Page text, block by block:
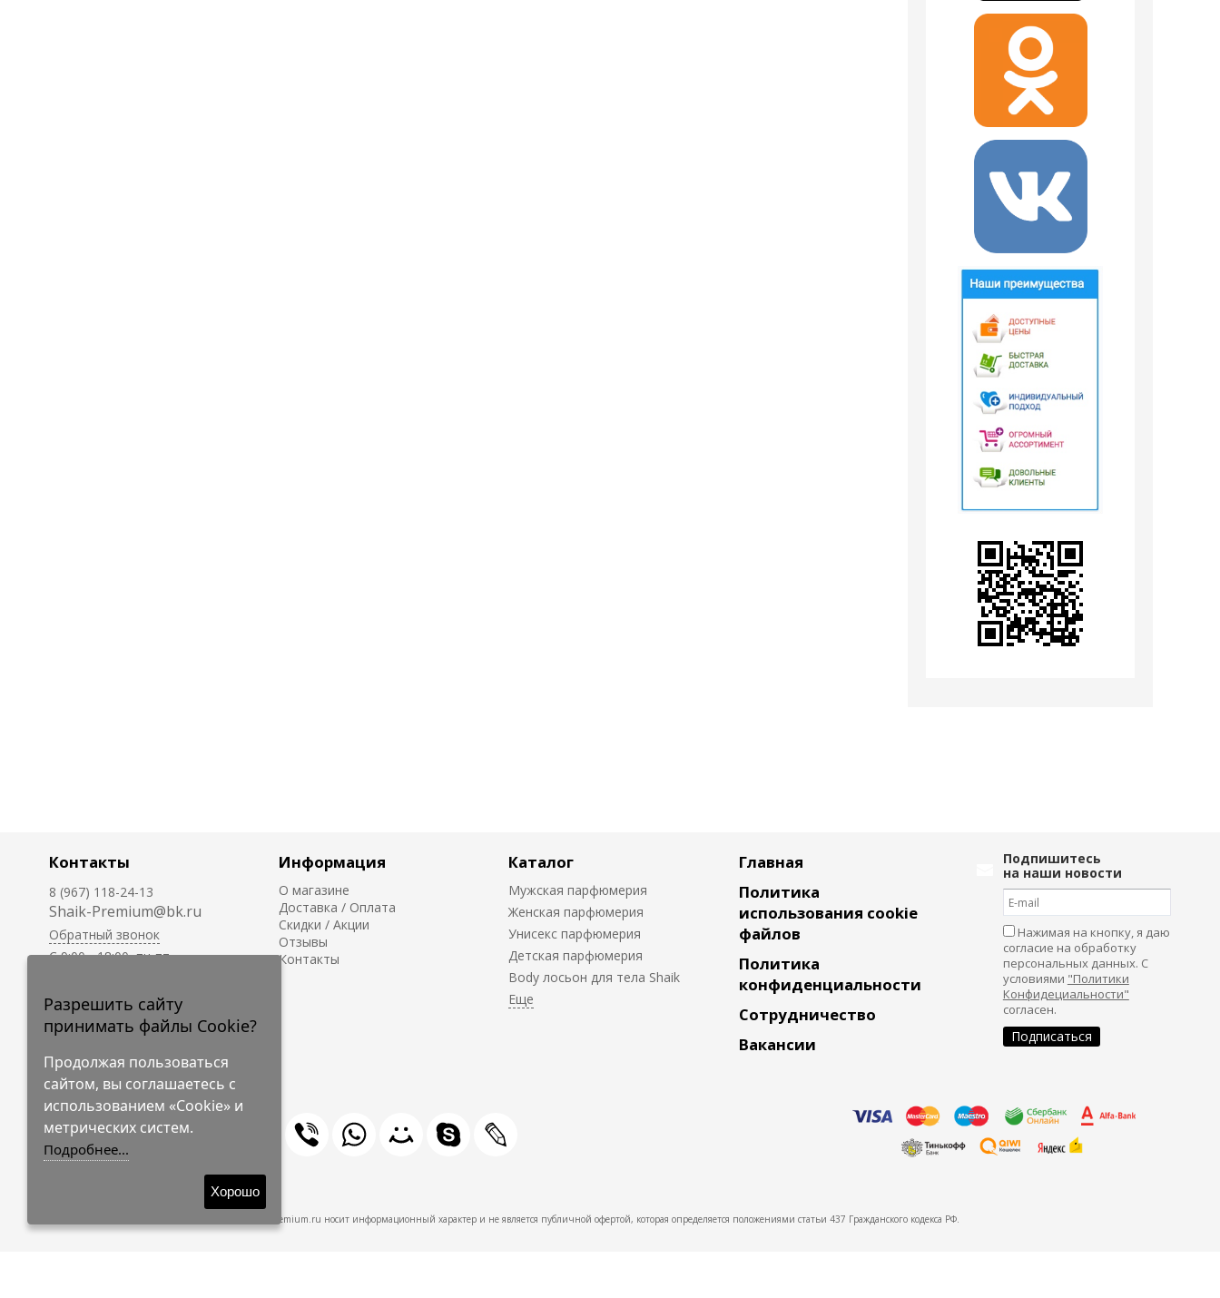
Контакты
8 (967) 118-24-13
Shaik-Premium@bk.ru
Обратный звонок
C 9:00 - 18:00, пн-пт
круглосуточно.
Информация
О магазине
Доставка / Оплата
Скидки / Акции
Отзывы
Контакты
Каталог
Мужская парфюмерия
Женская парфюмерия
Унисекс парфюмерия
Детская парфюмерия
Body лосьон для тела Shaik
Главная
Политика
использования cookie
файлов
Политика
конфиденциальности
Сотрудничество
Вакансии
Подпишитесь
на наши новости
Нажимая на кнопку, я даю
согласие на обработку
персональных данных. С
условиями "Политики
Конфидециальности"
согласен.
© 2009-2026 Shaik-Premium
Shaik-Premium.ru носит информационный характер и не является публичной офертой, которая определяется положениями статьи 437 Гражданского кодекса РФ.
Разрешить сайту
принимать файлы Cookie?
Продолжая пользоваться
сайтом, вы соглашаетесь с
использованием «Cookie» и
метрических систем.
Подробнее...
Хорошо